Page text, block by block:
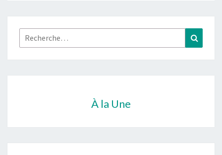
Rechercher :
À la Une